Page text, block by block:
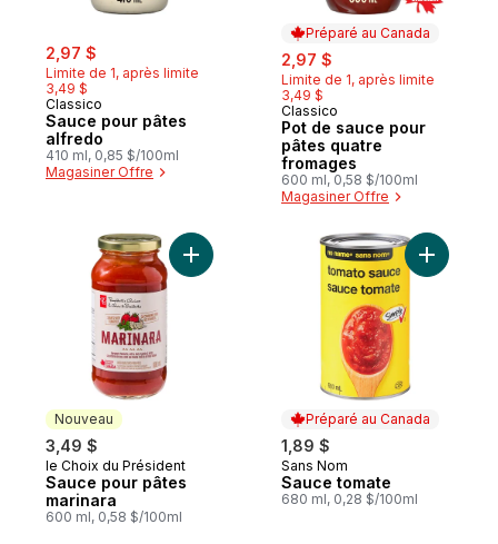
sale:
2,97 $
Limite de 1, après limite
3,49 $
Classico
Sauce pour pâtes
alfredo
410 ml, 0,85 $/100ml
Magasiner Offre
Préparé au Canada
sale:
2,97 $
Limite de 1, après limite
3,49 $
Préparé au Canada
Classico
Pot de sauce pour
pâtes quatre
fromages
600 ml, 0,58 $/100ml
Magasiner Offre
Nouveau
3,49 $
Nouveau
le Choix du Président
Sauce pour pâtes
marinara
600 ml, 0,58 $/100ml
Ajouter Sauce pour pâtes marinara au
Préparé au Canada
1,89 $
Préparé au Canada
Sans Nom
Sauce tomate
680 ml, 0,28 $/100ml